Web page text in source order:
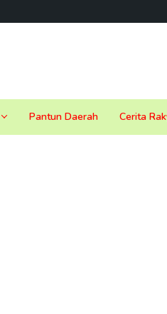
Pantun Daerah Cerita